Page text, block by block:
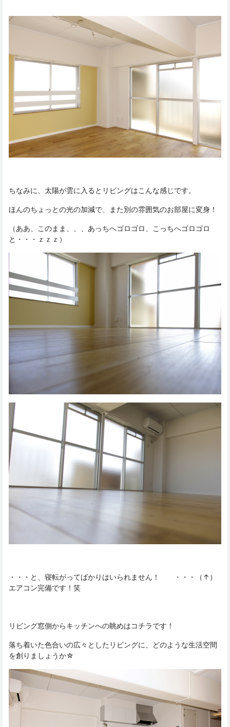
ちなみに、太陽が雲に入るとリビングはこんな感じです。
ほんのちょっとの光の加減で、また別の雰囲気のお部屋に変身！
（ああ、このまま、、、あっちへゴロゴロ、こっちへゴロゴロ
と・・・ｚｚｚ）
・・・と、寝転がってばかりはいられません！ ・・・（↑）
エアコン完備です！笑
リビング窓側からキッチンへの眺めはコチラです！
落ち着いた色合いの広々としたリビングに、どのような生活空間
を創りましょうか☆